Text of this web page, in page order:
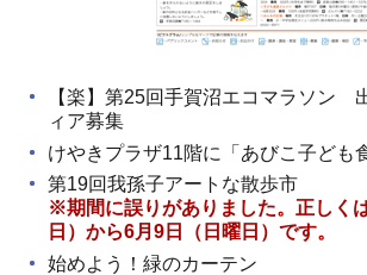
【楽】第25回手賀沼エコマラソン
ィア募集
けやきプラザ11階に「あびこ子ども
第19回我孫子アートな散歩市
※期間に誤りがありました。正しく
日）から6月9日（日曜日）です。
始めよう！緑のカーテン